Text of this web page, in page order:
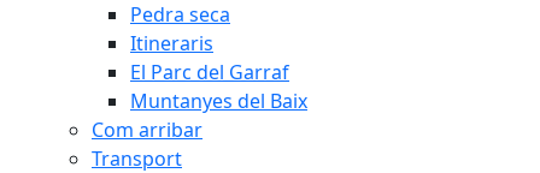
Pedra seca
Itineraris
El Parc del Garraf
Muntanyes del Baix
Com arribar
Transport